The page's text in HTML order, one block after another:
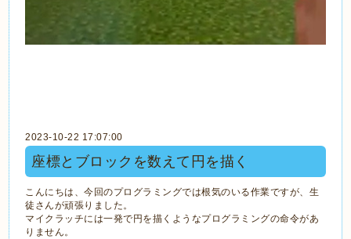
2023-10-22 17:07:00
座標とブロックを数えて円を描く
こんにちは、今回のプログラミングでは根気のいる作業ですが、生
徒さんが頑張りました。
マイクラッチには一発で円を描くようなプログラミングの命令があ
りません。